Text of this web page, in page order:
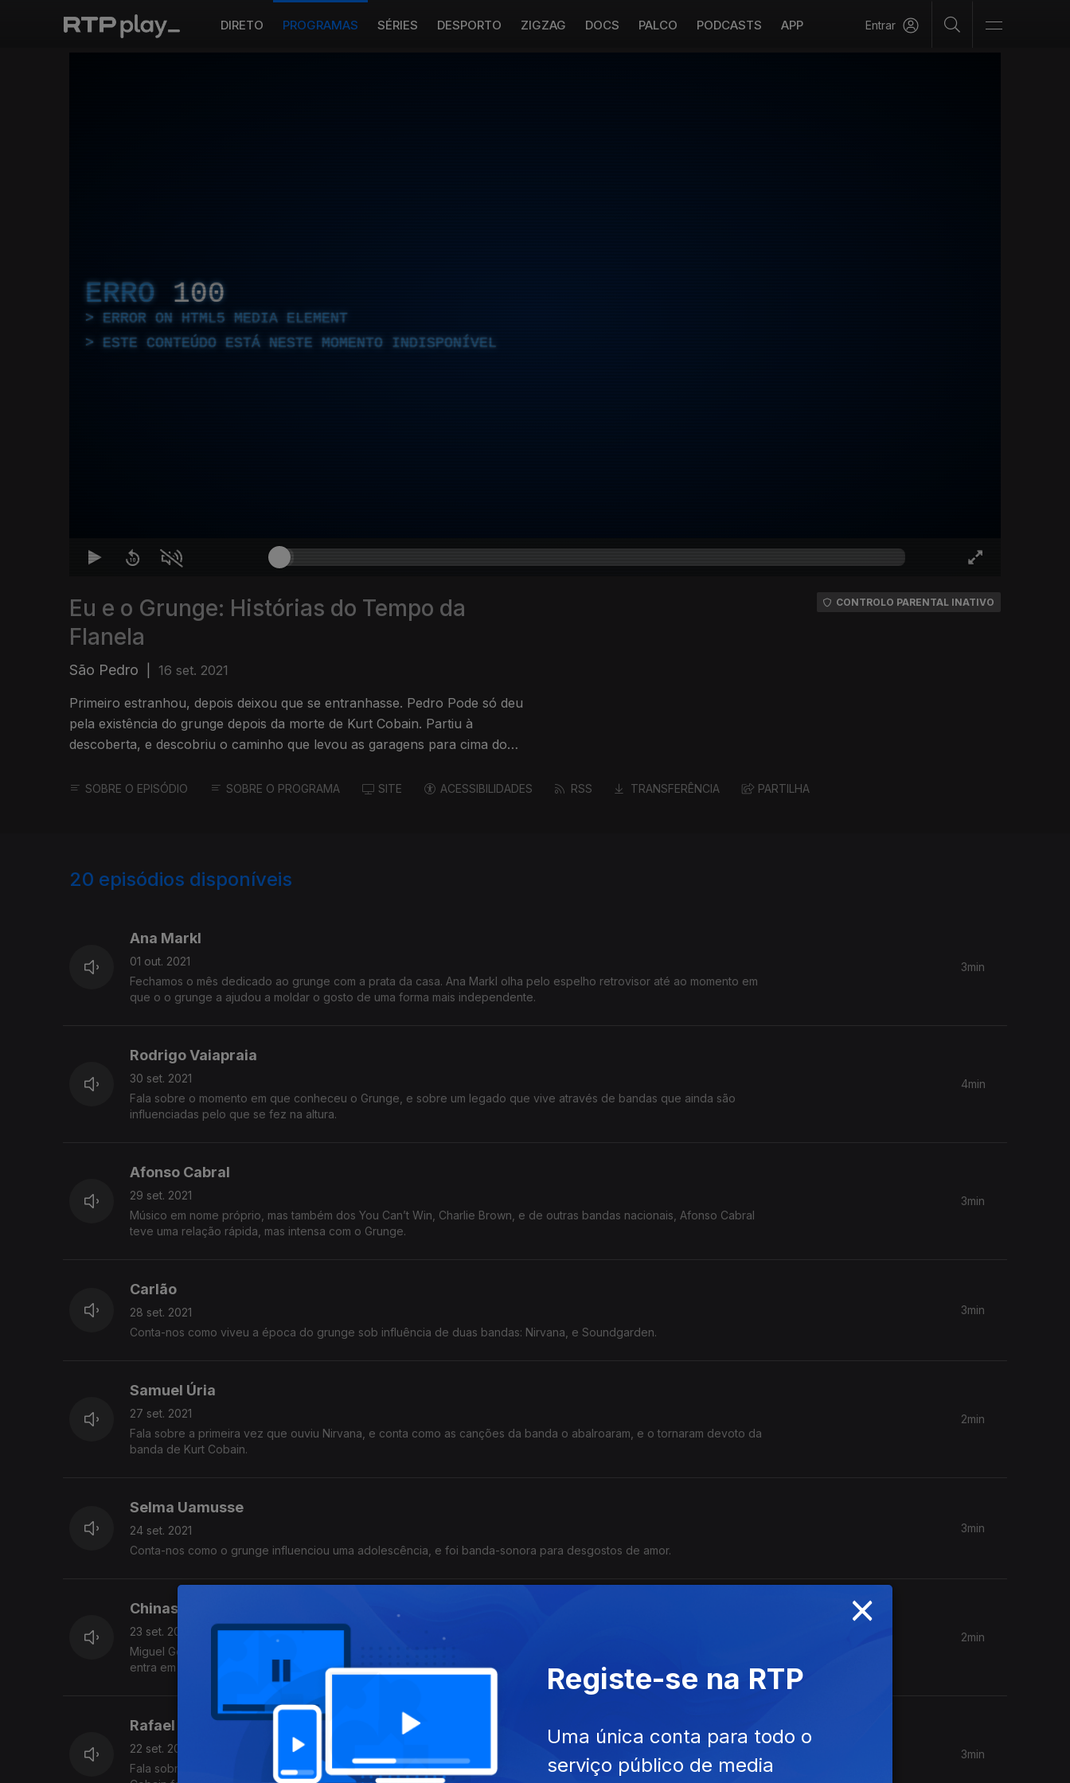
DIRETO PROGRAMAS SÉRIES DESPORTO ZIGZAG DOCS PALCO PODCASTS APP Entrar
ERRO 100
ERROR ON HTML5 MEDIA ELEMENT
ESTE CONTEÚDO ESTÁ NESTE MOMENTO INDISPONÍVEL
Eu e o Grunge: Histórias do Tempo da
Flanela
São Pedro 16 set. 2021
Primeiro estranhou, depois deixou que se entranhasse. Pedro Pode só deu
pela existência do grunge depois da morte de Kurt Cobain. Partiu à
descoberta, e descobriu o caminho que levou as garagens para cima dos
CONTROLO PARENTAL INATIVO
SOBRE O EPISÓDIO SOBRE O PROGRAMA SITE ACESSIBILIDADES RSS TRANSFERÊNCIA PARTILHA
20 episódios disponíveis
Ana Markl
01 out. 2021
Fechamos o mês dedicado ao grunge com a prata da casa. Ana Markl olha pelo espelho retrovisor até ao momento em
que o o grunge a ajudou a moldar o gosto de uma forma mais independente.
3min
Rodrigo Vaiapraia
30 set. 2021
Fala sobre o momento em que conheceu o Grunge, e sobre um legado que vive através de bandas que ainda são
influenciadas pelo que se fez na altura.
4min
Afonso Cabral
29 set. 2021
Músico em nome próprio, mas também dos You Can’t Win, Charlie Brown, e de outras bandas nacionais, Afonso Cabral
teve uma relação rápida, mas intensa com o Grunge.
3min
Carlão
28 set. 2021
Conta-nos como viveu a época do grunge sob influência de duas bandas: Nirvana, e Soundgarden.
3min
Samuel Úria
27 set. 2021
Fala sobre a primeira vez que ouviu Nirvana, e conta como as canções da banda o abalroaram, e o tornaram devoto da
banda de Kurt Cobain.
2min
Selma Uamusse
24 set. 2021
Conta-nos como o grunge influenciou uma adolescência, e foi banda-sonora para desgostos de amor.
3min
Chinaskee
23 set. 2021
Miguel Gomes ou Chinaskee já nasceu depois do Grunge. Foi um primo que o apresentou aos Nirvana, e desde aí que
entra em loops cíclicos dedicados à banda.
2min
Rafael Ferreira
22 set. 2021
Fala sobre a sua relação particular com o Grunge, uma relação focada numa banda só: os Nirvana. A banda de Kurt
3min
×
Registe-se na RTP
Uma única conta para todo o
serviço público de media